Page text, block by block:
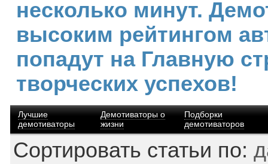
несколько минут.
высоким рейтингом
попадут на Главную
творческих успехов!
Лучшие
демотиваторы
Демотиваторы о
жизни
Подборки
демотиваторов
Сортировать статьи по: